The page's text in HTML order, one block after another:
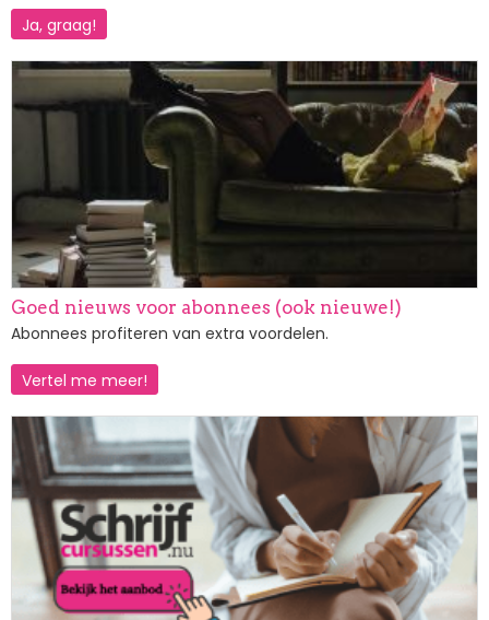
Ja, graag!
Afbeelding
Goed nieuws voor abonnees (ook nieuwe!)
Abonnees profiteren van extra voordelen.
Vertel me meer!
Afbeelding